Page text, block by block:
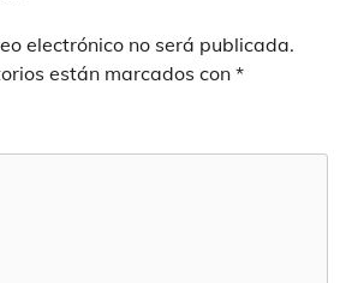
electrónico no será publicada.
están marcados con *